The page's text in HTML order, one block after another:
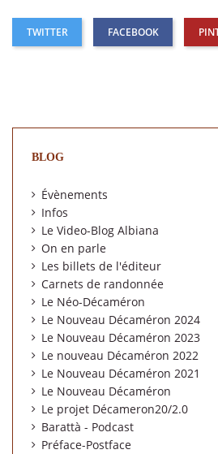
TWITTER FACEBOOK
BLOG
Évènements
Infos
Le Video-Blog Albiana
On en parle
Les billets de l'éditeur
Carnets de randonnée
Le Néo-Décaméron
Le Nouveau Décaméron 2024
Le Nouveau Décaméron 2023
Le nouveau Décaméron 2022
Le Nouveau Décaméron 2021
Le Nouveau Décaméron
Le projet Décameron20/2.0
Barattà - Podcast
Préface-Postface